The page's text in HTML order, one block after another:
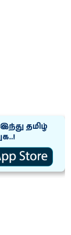
தமிழ்